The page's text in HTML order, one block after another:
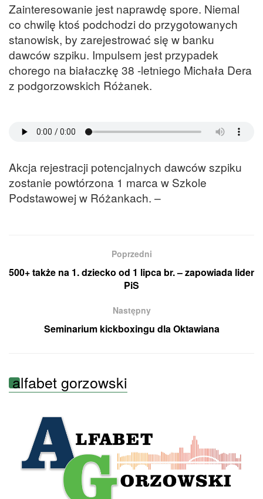
Zainteresowanie jest naprawdę spore. Niemal
co chwilę ktoś podchodzi do przygotowanych
stanowisk, by zarejestrować się w banku
dawców szpiku. Impulsem jest przypadek
chorego na białaczkę 38 -letniego Michała Dera
z podgorzowskich Różanek.
Akcja rejestracji potencjalnych dawców szpiku
zostanie powtórzona 1 marca w Szkole
Podstawowej w Różankach. –
Poprzedni
500+ także na 1. dziecko od 1 lipca br. – zapowiada lider
PiS
Następny
Seminarium kickboxingu dla Oktawiana
alfabet gorzowski